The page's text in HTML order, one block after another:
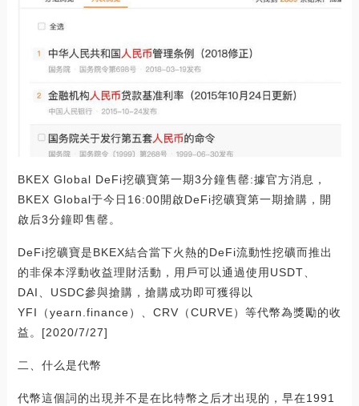
BKEX Global DeFi挖礦寶第一期3分鐘售罄:據官方消息，
BKEX Global于今日16:00開啟DeFi挖礦寶第一期搶購，開
啟后3分鐘即售罄。
DeFi挖礦寶是BKEX結合當下火熱的DeFi流動性挖礦而推出
的非保本浮動收益理財活動，用戶可以通過使用USDT、
DAI、USDC參與搶購，搶購成功即可獲得以
YFI（yearn.finance）、CRV（CURVE）等代幣為獎勵的收
益。[2020/7/27]
二、什么是代幣
代幣這個詞的出現并不是在比特幣之后才出現的，早在1991